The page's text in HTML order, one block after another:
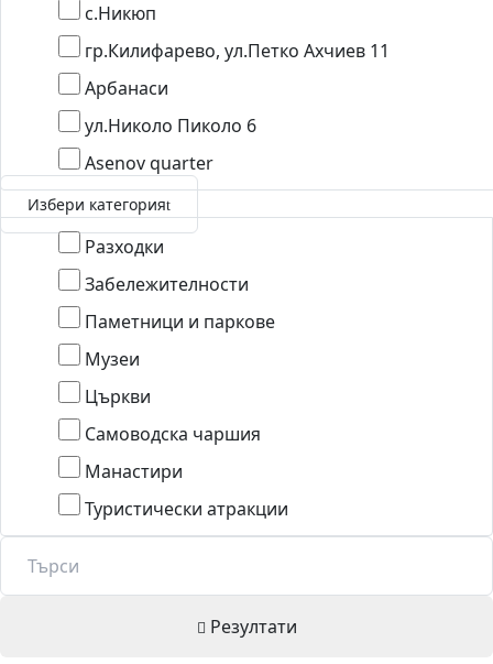
с.Никюп
гр.Килифарево, ул.Петко Ахчиев 11
Арбанаси
ул.Николо Пиколо 6
Asenov quarter
Избери категория
Разходки
Забележителности
Паметници и паркове
Музеи
Църкви
Самоводска чаршия
Манастири
Туристически атракции
Резултати